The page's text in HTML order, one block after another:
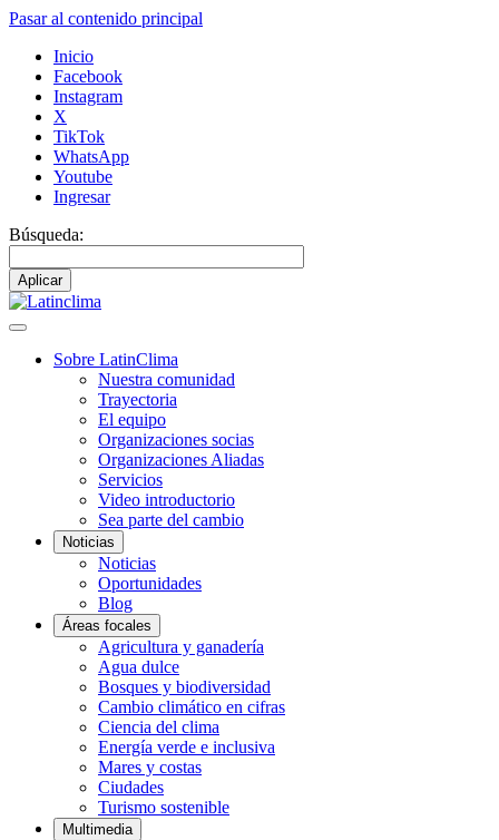
Pasar al contenido principal
Inicio
Facebook
Instagram
X
TikTok
WhatsApp
Youtube
Ingresar
Búsqueda:
Navegación
Sobre LatinClima
Nuestra comunidad
Trayectoria
El equipo
Organizaciones socias
Organizaciones Aliadas
Servicios
Video introductorio
Sea parte del cambio
Noticias
Noticias
Oportunidades
Blog
Áreas focales
Agricultura y ganadería
Agua dulce
Bosques y biodiversidad
Cambio climático en cifras
Ciencia del clima
Energía verde e inclusiva
Mares y costas
Ciudades
Turismo sostenible
Multimedia